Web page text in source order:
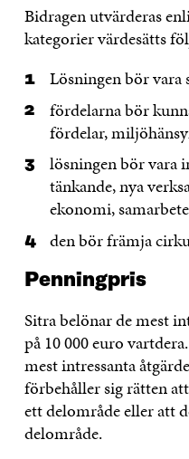
Bidragen utvärderas
kategorier värdesätts
Lösningen bör vara
fördelarna bör
fördelar,
lösningen bör vara
tänkande, nya
ekonomi,
den bör främja
Penningpris
Sitra belönar de mest
på 10 000 euro
mest intressanta
förbehåller sig rätten
ett delområde eller att
delområde.